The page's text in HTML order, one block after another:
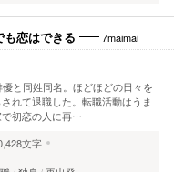
も恋はできる 7maimai
と同姓同名。ほどほどの日々を
れて退職した。転職活動はうま
で初恋の人に再…
文字